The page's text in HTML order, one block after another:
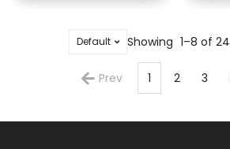
Showing 1–8 of 24
Prev 1 2 3